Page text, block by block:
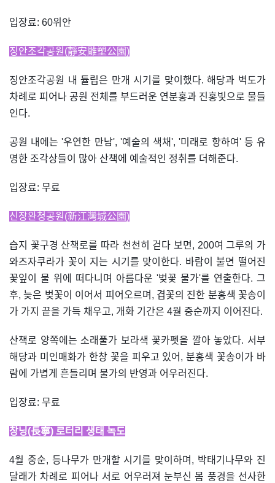
입장료: 60위안
징안조각공원(靜安雕塑公園)
징안조각공원 내 튤립은 만개 시기를 맞이했다. 해당과 벽도가
차례로 피어나 공원 전체를 부드러운 연분홍과 진홍빛으로 물들
인다.
공원 내에는 '우연한 만남', '예술의 색채', '미래로 향하여' 등 유
명한 조각상들이 많아 산책에 예술적인 정취를 더해준다.
입장료: 무료
신장완청공원(新江灣城公園)
습지 꽃구경 산책로를 따라 천천히 걷다 보면, 200여 그루의 가
와즈자쿠라가 꽃이 지는 시기를 맞이한다. 바람이 불면 떨어진
꽃잎이 물 위에 떠다니며 아름다운 '벚꽃 물가'를 연출한다. 그
후, 늦은 벚꽃이 이어서 피어오르며, 겹꽃의 진한 분홍색 꽃송이
가 가지 끝을 가득 채우고, 개화 기간은 4월 중순까지 이어진다.
산책로 양쪽에는 소래풀가 보라색 꽃카펫을 깔아 놓았다. 서부
해당과 미인매화가 한창 꽃을 피우고 있어, 분홍색 꽃송이가 바
람에 가볍게 흔들리며 물가의 반영과 어우러진다.
입장료: 무료
창닝(長寧) 로터리 생태 녹도
4월 중순, 등나무가 만개할 시기를 맞이하며, 박태기나무와 진
달래가 차례로 피어나 서로 어우러져 눈부신 봄 풍경을 선사한